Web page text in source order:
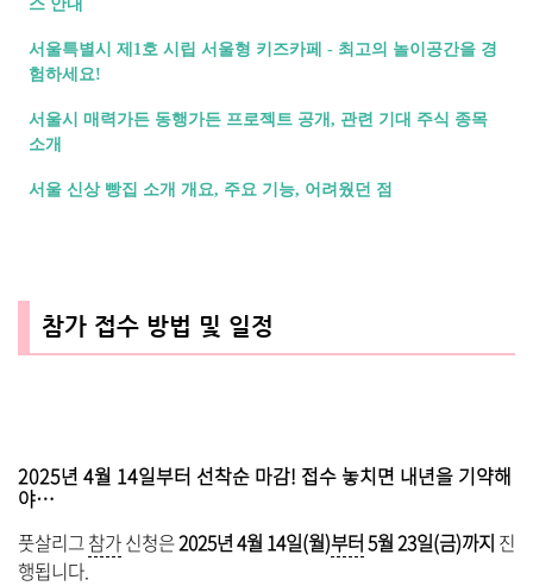
스 안내
서울특별시 제1호 시립 서울형 키즈카페 - 최고의 놀이공간을 경
험하세요!
서울시 매력가든 동행가든 프로젝트 공개, 관련 기대 주식 종목
소개
서울 신상 빵집 소개 개요, 주요 기능, 어려웠던 점
참가 접수 방법 및 일정
2025년 4월 14일부터 선착순 마감! 접수 놓치면 내년을 기약해
야…
풋살리그참가신청은2025년 4월 14일(월)부터5월 23일(금)까지 진
행됩니다.